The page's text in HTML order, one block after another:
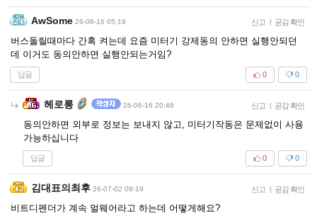
AwSome 26-06-16 05:19 신고 | 공감 확인
버스돌릴때마다 간혹 켜는데 요즘 미터기 강제동의 안하면 실행안되던
데 이거도 동의안하면 실행안되는거임?
답글 0
0
헤로롱 26-06-16 20:46 신고 | 공감 확인
동의안하면 외부로 정보는 보내지 않고, 미터기작동은 문제없이 사용
가능하십니다
답글 0
0
김대표의최후 26-07-02 09:19 신고 | 공감 확인
비트디펜더가 계속 멀웨어라고 하는데 어떻게해요?